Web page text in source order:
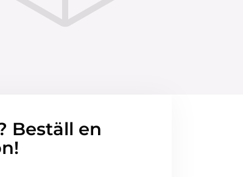
Beställ en